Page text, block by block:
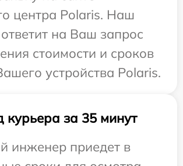
центра Polaris. Наш
на Ваш запрос
стоимости и сроков
устройства Polaris.
курьера за 35 минут
инженер приедет в